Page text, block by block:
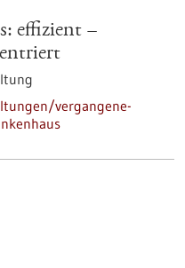
effizient –
vergangene-